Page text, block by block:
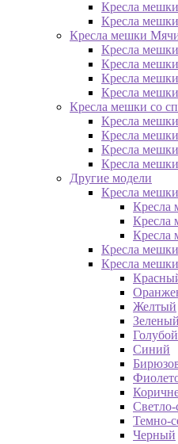
Креслa
Креслa
Кресла мешки
Кресла
Кресла
Кресла
Кресла
Кресла мешки со
Кресла
Кресла
Кресла
Кресла
Другие модели
Кресла
Кресла
Кресла
Желтый
Зеленый
Голубой
Синий
Темно-
Черный